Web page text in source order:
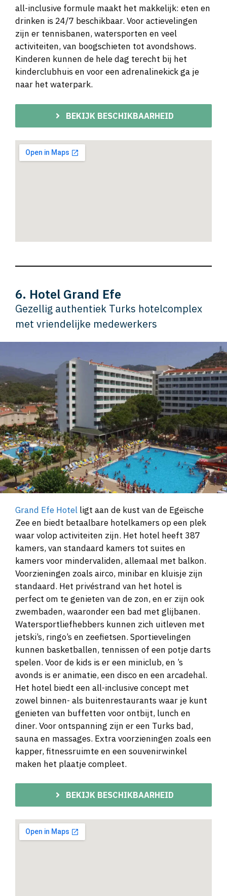
all-inclusive formule maakt het makkelijk: eten en
drinken is 24/7 beschikbaar. Voor actievelingen
zijn er tennisbanen, watersporten en veel
activiteiten, van boogschieten tot avondshows.
Kinderen kunnen de hele dag terecht bij het
kinderclubhuis en voor een adrenalinekick ga je
naar het waterpark.
BEKIJK BESCHIKBAARHEID
6. Hotel Grand Efe
Gezellig authentiek Turks hotelcomplex
met vriendelijke medewerkers
Grand Efe Hotel ligt aan de kust van de Egeïsche
Zee en biedt betaalbare hotelkamers op een plek
waar volop activiteiten zijn. Het hotel heeft 387
kamers, van standaard kamers tot suites en
kamers voor mindervaliden, allemaal met balkon.
Voorzieningen zoals airco, minibar en kluisje zijn
standaard. Het privéstrand van het hotel is
perfect om te genieten van de zon, en er zijn ook
zwembaden, waaronder een bad met glijbanen.
Watersportliefhebbers kunnen zich uitleven met
jetski’s, ringo’s en zeefietsen. Sportievelingen
kunnen basketballen, tennissen of een potje darts
spelen. Voor de kids is er een miniclub, en ’s
avonds is er animatie, een disco en een arcadehal.
Het hotel biedt een all-inclusive concept met
zowel binnen- als buitenrestaurants waar je kunt
genieten van buffetten voor ontbijt, lunch en
diner. Voor ontspanning zijn er een Turks bad,
sauna en massages. Extra voorzieningen zoals een
kapper, fitnessruimte en een souvenirwinkel
maken het plaatje compleet.
BEKIJK BESCHIKBAARHEID